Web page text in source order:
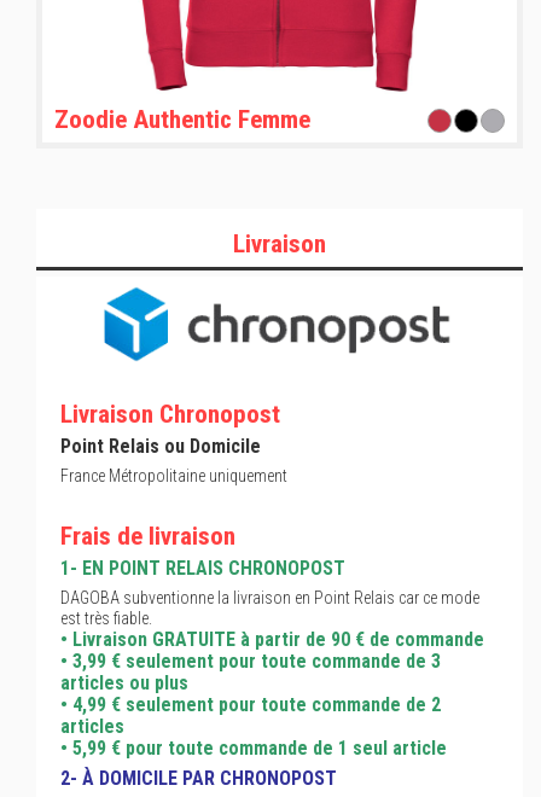
Zoodie Authentic Femme
Livraison
Livraison Chronopost
Point Relais ou Domicile
France Métropolitaine uniquement
Frais de livraison
1- EN POINT RELAIS CHRONOPOST
DAGOBA subventionne la livraison en Point Relais car ce mode
est très fiable.
• Livraison GRATUITE à partir de 90 € de commande
• 3,99 € seulement pour toute commande de 3
articles ou plus
• 4,99 € seulement pour toute commande de 2
articles
• 5,99 € pour toute commande de 1 seul article
2- À DOMICILE PAR CHRONOPOST